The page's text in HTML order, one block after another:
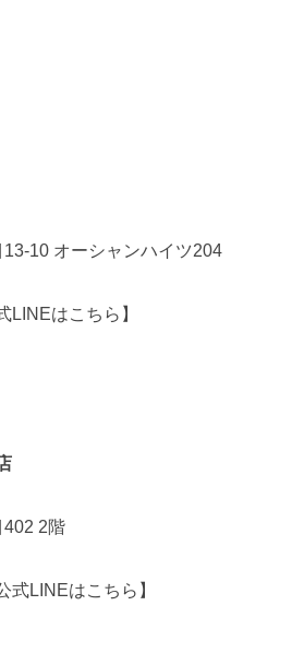
10 オーシャンハイツ204
LINEはこちら】
402 2階
式LINEはこちら】